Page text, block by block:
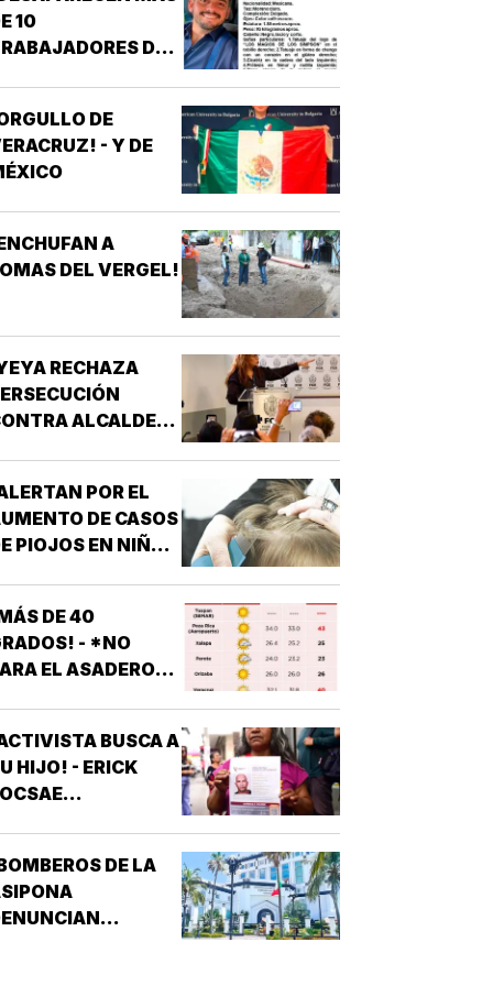
10
DEL
DE
- Y DE
A
DEL VERGEL!
RECHAZA
ALCALDES!
POR EL
DE CASOS
PIOJOS EN NIÑOS
DE 40
- *NO
EL ASADERO
BUSCA A
HIJO! - ERICK
DE LA